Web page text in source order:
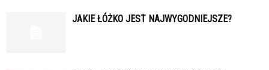
JAKIE ŁÓŻKO JEST NAJWYGODNIEJSZE?